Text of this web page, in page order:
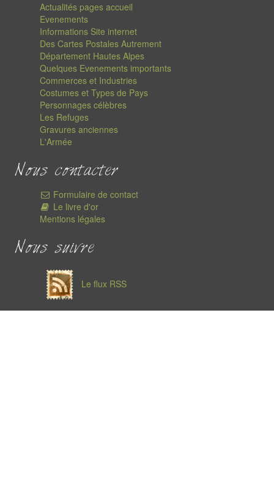
Actualités pages accueil
Evenements
Informations Site internet
Des Cartes Postales Autrement
Département Hautes Alpes
Quelques Evenements importants
Commerces et Industries
Costumes et Types de Pays
Personnages célèbres
Les Refuges
Gravures anciennes
L'Armée
Nous contacter
Formulaire de contact
Le livre d'or
Mentions légales
Nous suivre
Le flux RSS